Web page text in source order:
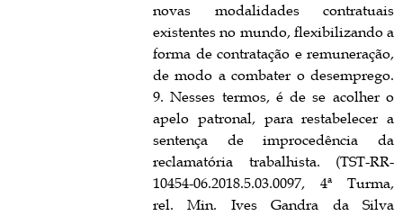
novas modalidades contratuais
existentes no mundo, flexibilizando a
forma de contratação e remuneração,
de modo a combater o desemprego.
9. Nesses termos, é de se acolher o
apelo patronal, para restabelecer a
sentença de improcedência da
reclamatória trabalhista. (TST-RR-
10454-06.2018.5.03.0097, 4ª Turma,
rel. Min. Ives Gandra da Silva